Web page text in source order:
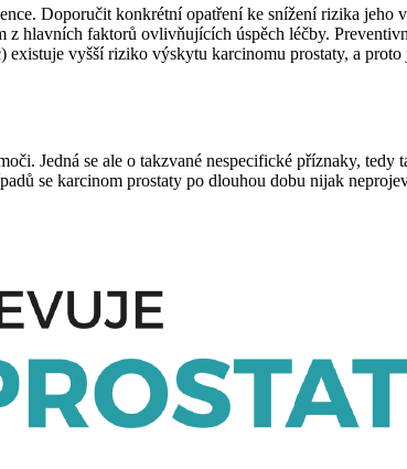
Doporučit konkrétní opatření ke snížení rizika jeho
z hlavních faktorů ovlivňujících úspěch léčby.
vyšší riziko výskytu karcinomu prostaty, a
Jedná se ale o takzvané nespecifické příznaky, tedy
se karcinom prostaty po dlouhou dobu nijak